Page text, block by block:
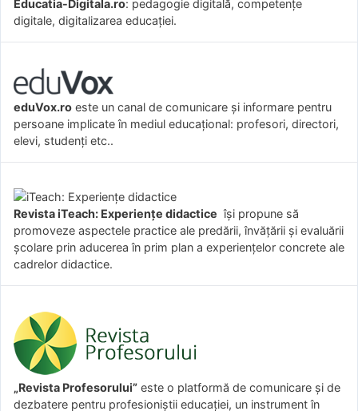
Educatia-Digitala.ro: pedagogie digitală, competențe
digitale, digitalizarea educației.
eduVox.ro este un canal de comunicare și informare pentru
persoane implicate în mediul educațional: profesori, directori,
elevi, studenți etc..
Revista iTeach: Experienţe didactice îşi propune să
promoveze aspectele practice ale predării, învăţării şi evaluării
şcolare prin aducerea în prim plan a experienţelor concrete ale
cadrelor didactice.
„Revista Profesorului” este o platformă de comunicare și de
dezbatere pentru profesioniștii educației, un instrument în